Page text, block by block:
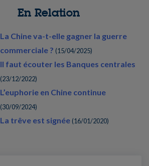
En Relation
La Chine va-t-elle gagner la guerre
commerciale ? (15/04/2025)
Il faut écouter les Banques centrales
(23/12/2022)
L’euphorie en Chine continue
(30/09/2024)
La trêve est signée (16/01/2020)